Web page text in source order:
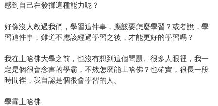
感到自己在發揮這種能力呢？
好像沒人教過我們，學習這件事，應該要怎麼學習？或者說，學
習這件事，難道不應該經過學習之後，才能更好的學習嗎？
我在上哈佛大學之前，也沒有想到這個問題。很多人眼裡，我一
定是個很會念書的學霸，不然怎麼能上哈佛？也確實，很長一段
時間裡，我自認是個很會學習的人。
學霸上哈佛